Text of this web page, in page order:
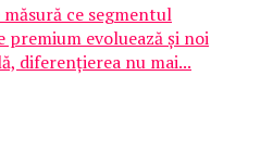
ce segmentul
evoluează și noi
diferențierea nu mai...